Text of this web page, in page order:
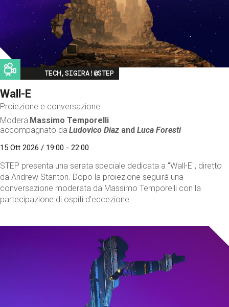
Image
TECH,SIGIRA!@STEP
Wall-E
Proiezione e conversazione
Modera Massimo Temporelli
accompagnato da Ludovico Diaz andLuca Foresti
15 Ott 2026 / 19:00 - 22:00
STEP presenta una serata speciale dedicata a "Wall-E", diretto
da Andrew Stanton. Dopo la proiezione seguirà una
conversazione moderata da Massimo Temporelli con la
partecipazione di ospiti d'eccezione.